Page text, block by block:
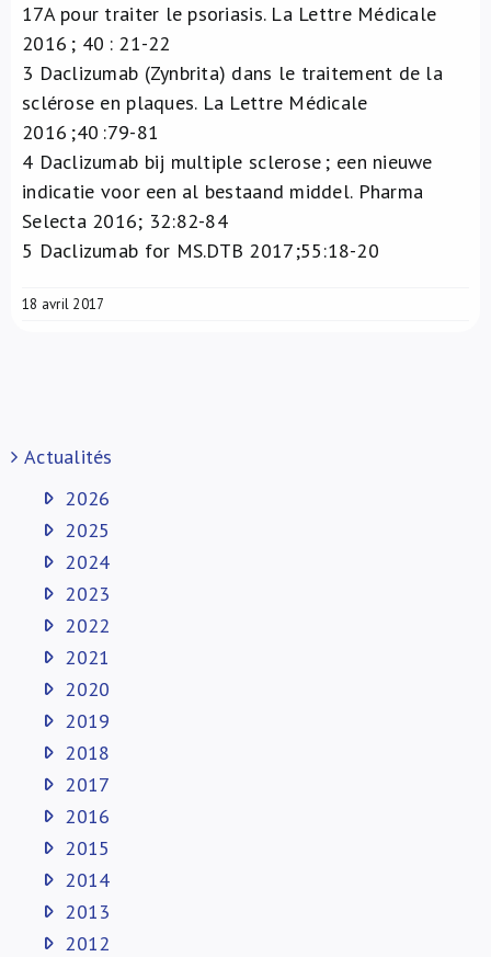
17A pour traiter le psoriasis. La Lettre Médicale
2016 ; 40 : 21-22
3 Daclizumab (Zynbrita) dans le traitement de la
sclérose en plaques. La Lettre Médicale
2016 ;40 :79-81
4 Daclizumab bij multiple sclerose ; een nieuwe
indicatie voor een al bestaand middel. Pharma
Selecta 2016; 32:82-84
5 Daclizumab for MS.DTB 2017;55:18-20
18 avril 2017
Actualités
2026
2025
2024
2023
2022
2021
2020
2019
2018
2017
2016
2015
2014
2013
2012